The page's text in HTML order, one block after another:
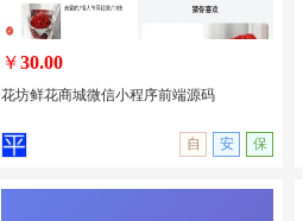
￥30.00
花坊鲜花商城微信小程序前端源码
自 安 保